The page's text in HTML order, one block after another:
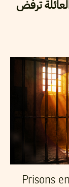
ترفض
Prisons